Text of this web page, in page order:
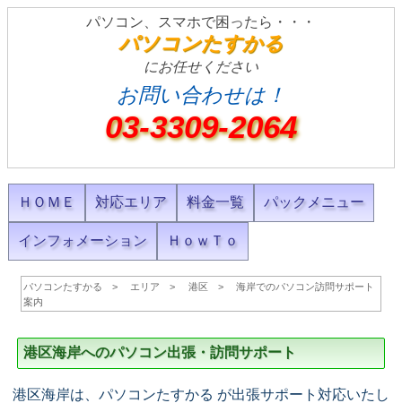
パソコン、スマホで困ったら・・・
パソコンたすかる
にお任せください
お問い合わせは！
03-3309-2064
ＨＯＭＥ 対応エリア 料金一覧 パックメニュー
インフォメーション ＨｏｗＴｏ
パソコンたすかる エリア 港区
海岸でのパソコン訪問サポート
案内
港区海岸へのパソコン出張・訪問サポート
港区海岸は、パソコンたすかる が出張サポート対応いたし